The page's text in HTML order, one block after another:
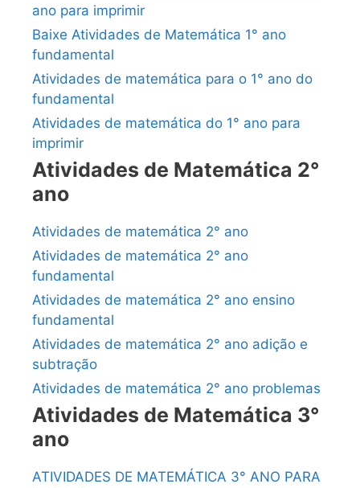
ano para imprimir
Baixe Atividades de Matemática 1° ano
fundamental
Atividades de matemática para o 1° ano do
fundamental
Atividades de matemática do 1° ano para
imprimir
Atividades de Matemática 2°
ano
Atividades de matemática 2° ano
Atividades de matemática 2° ano
fundamental
Atividades de matemática 2° ano ensino
fundamental
Atividades de matemática 2° ano adição e
subtração
Atividades de matemática 2° ano problemas
Atividades de Matemática 3°
ano
ATIVIDADES DE MATEMÁTICA 3° ANO PARA